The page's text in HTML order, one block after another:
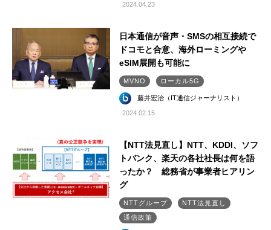
2024.04.23
日本通信が音声・SMSの相互接続で
ドコモと合意、海外ローミングや
eSIM展開も可能に
MVNO ローカル5G
藤井宏治（IT通信ジャーナリスト）
2024.02.15
【NTT法見直し】NTT、KDDI、ソフ
トバンク、楽天の各社社長は何を語
ったか？ 総務省が事業者ヒアリン
グ
NTTグループ
NTT法見直し
通信政策